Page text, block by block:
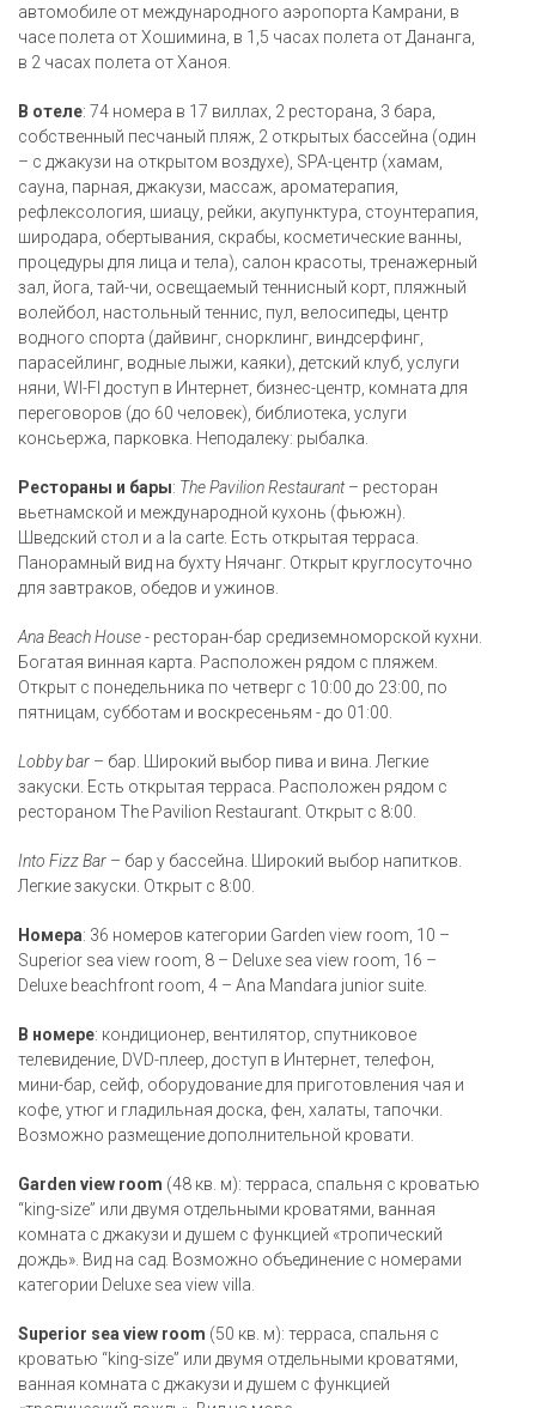
автомобиле от международного аэропорта Камрани, в
часе полета от Хошимина, в 1,5 часах полета от Дананга,
в 2 часах полета от Ханоя.
В отеле: 74 номера в 17 виллах, 2 ресторана, 3 бара,
собственный песчаный пляж, 2 открытых бассейна (один
– с джакузи на открытом воздухе), SPA-центр (хамам,
сауна, парная, джакузи, массаж, ароматерапия,
рефлексология, шиацу, рейки, акупунктура, стоунтерапия,
широдара, обертывания, скрабы, косметические ванны,
процедуры для лица и тела), салон красоты, тренажерный
зал, йога, тай-чи, освещаемый теннисный корт, пляжный
волейбол, настольный теннис, пул, велосипеды, центр
водного спорта (дайвинг, снорклинг, виндсерфинг,
парасейлинг, водные лыжи, каяки), детский клуб, услуги
няни, WI-FI доступ в Интернет, бизнес-центр, комната для
переговоров (до 60 человек), библиотека, услуги
консьержа, парковка. Неподалеку: рыбалка.
Рестораны и бары: The Pavilion Restaurant– ресторан
вьетнамской и международной кухонь (фьюжн).
Шведский стол и a la carte. Есть открытая терраса.
Панорамный вид на бухту Нячанг. Открыт круглосуточно
для завтраков, обедов и ужинов.
Ana Beach House- ресторан-бар средиземноморской кухни.
Богатая винная карта. Расположен рядом с пляжем.
Открыт с понедельника по четверг с 10:00 до 23:00, по
пятницам, субботам и воскресеньям - до 01:00.
Lobby bar – бар. Широкий выбор пива и вина. Легкие
закуски. Есть открытая терраса. Расположен рядом с
рестораном The Pavilion Restaurant. Открыт с 8:00.
Into Fizz Bar – бар у бассейна. Широкий выбор напитков.
Легкие закуски. Открыт с 8:00.
Номера: 36 номеров категории Garden view room, 10 –
Superior sea view room, 8 – Deluxe sea view room, 16 –
Deluxe beachfront room, 4 – Ana Mandara junior suite.
В номере: кондиционер, вентилятор, спутниковое
телевидение, DVD-плеер, доступ в Интернет, телефон,
мини-бар, сейф, оборудование для приготовления чая и
кофе, утюг и гладильная доска, фен, халаты, тапочки.
Возможно размещение дополнительной кровати.
Garden view room (48 кв. м): терраса, спальня с кроватью
“king-size” или двумя отдельными кроватями, ванная
комната с джакузи и душем с функцией «тропический
дождь». Вид на сад. Возможно объединение с номерами
категории Deluxe sea view villa.
Superior sea view room (50 кв. м): терраса, спальня с
кроватью “king-size” или двумя отдельными кроватями,
ванная комната с джакузи и душем с функцией